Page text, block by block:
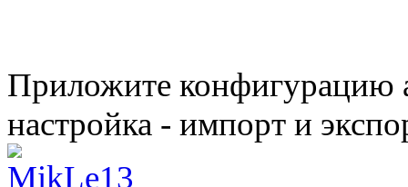
Приложите конфигурацию
настройка - импорт и